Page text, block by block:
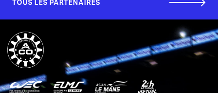
TOUS LES PARTENAIRES